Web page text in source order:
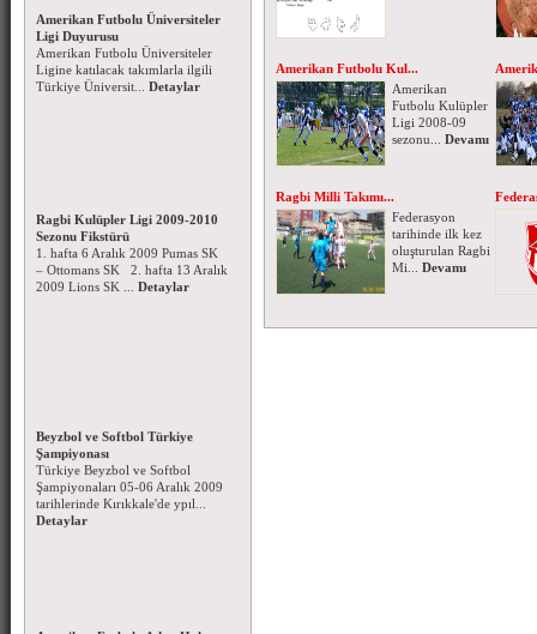
Amerikan Futbolu Üniversiteler
Ligi Duyurusu
Amerikan Futbolu Üniversiteler
Ligine katılacak takımlarla ilgili
Türkiye Üniversit...Detaylar
Sezonu Fikstürü
1. hafta 6 Aralık 2009 Pumas SK
– Ottomans SK 2. hafta 13 Aralık
2009 Lions SK ...Detaylar
Şampiyonası
Türkiye Beyzbol ve Softbol
Şampiyonaları 05-06 Aralık 2009
tarihlerinde Kırıkkale'de ypıl...
Detaylar
Amerikan Futbolu Kul...
Amerikan
Futbolu Kulüpler
Ligi 2008-09
sezonu... Devamı
Ragbi Milli Takımı...
Federasyon
tarihinde ilk kez
oluşturulan Ragbi
Mi... Devamı